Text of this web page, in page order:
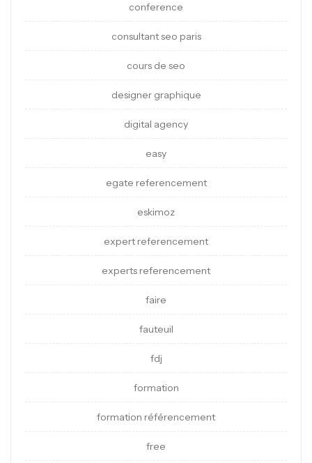
conference
consultant seo paris
cours de seo
designer graphique
digital agency
easy
egate referencement
eskimoz
expert referencement
experts referencement
faire
fauteuil
fdj
formation
formation référencement
free